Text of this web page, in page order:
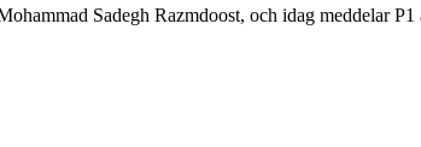
Sadegh Razmdoost, och idag meddelar